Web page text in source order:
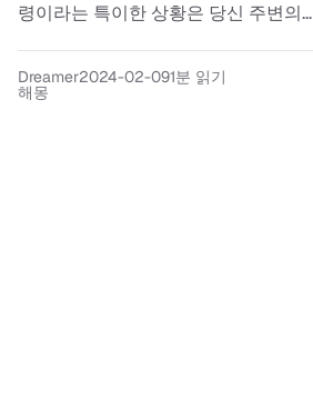
령이라는 특이한 상황은 당신 주변의...
Dreamer2024-02-091분 읽기
해몽